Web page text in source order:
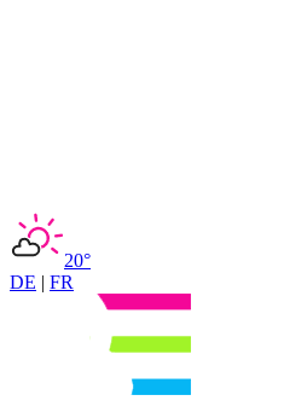
20°
DE | FR